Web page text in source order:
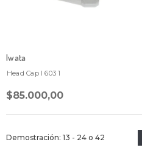
Iwata
Head Cap I 603 1
$85.000,00
Demostración: 13 - 24 o 42